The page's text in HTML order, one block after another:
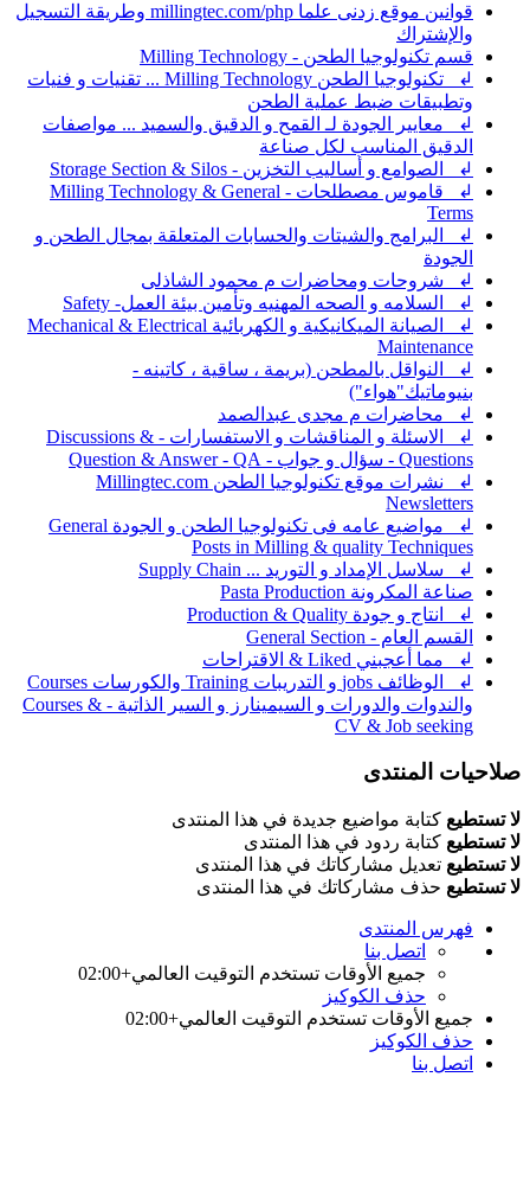
قوانين موقع زدنى علما millingtec.com/php وطريقة التسجيل
والإشتراك
قسم تكنولوجيا الطحن - Milling Technology
↲ تكنولوجيا الطحن Milling Technology ... تقنيات و فنيات
وتطبيقات ضبط عملية الطحن
↲ معايير الجودة لـ القمح و الدقيق والسميد ... مواصفات
الدقيق المناسب لكل صناعة
↲ الصوامع و أساليب التخزين - Storage Section & Silos
↲ قاموس مصطلحات - Milling Technology & General
Terms
↲ البرامج والشيتات والحسابات المتعلقة بمجال الطحن و
الجودة
↲ شروحات ومحاضرات م محمود الشاذلى
↲ السلامه و الصحه المهنيه وتأمين بيئة العمل- Safety
↲ الصيانة الميكانيكية و الكهربائية Mechanical & Electrical
Maintenance
↲ النواقل بالمطحن (بريمة ، ساقية ، كاتينه -
بنيوماتيك"هواء")
↲ محاضرات م مجدى عبدالصمد
↲ الاسئلة و المناقشات و الاستفسارات - Discussions &
Questions - سؤال و جواب - Question & Answer - QA
↲ نشرات موقع تكنولوجيا الطحن Millingtec.com
Newsletters
↲ مواضيع عامه فى تكنولوجيا الطحن و الجودة General
Posts in Milling & quality Techniques
↲ سلاسل الإمداد و التوريد ... Supply Chain
صناعة المكرونة Pasta Production
↲ انتاج و جودة Production & Quality
القسم العام - General Section
↲ مما أعجبني Liked & الاقتراحات
↲ الوظائف jobs و التدريبات Training والكورسات Courses
والندوات والدورات و السيمينارز و السير الذاتية - Courses &
CV & Job seeking
صلاحيات المنتدى
لا تستطيع كتابة مواضيع جديدة في هذا المنتدى
لا تستطيع كتابة ردود في هذا المنتدى
لا تستطيع تعديل مشاركاتك في هذا المنتدى
لا تستطيع حذف مشاركاتك في هذا المنتدى
فهرس المنتدى
اتصل بنا
جميع الأوقات تستخدم التوقيت العالمي+02:00
حذف الكوكيز
جميع الأوقات تستخدم التوقيت العالمي+02:00
حذف الكوكيز
اتصل بنا